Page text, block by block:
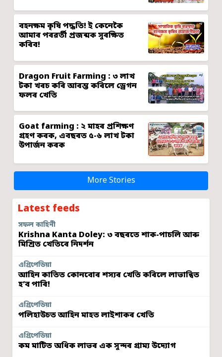
বহনক্ষম কৃষি পদ্ধতি! ই কেনেকৈ
আমাৰ পৰৱৰ্তী প্ৰজন্মক সুৰক্ষিত
কৰিব!
Dragon Fruit Farming : ৩ লাখ
টকা খৰচ কৰি আৰম্ভ কৰিলে ড্ৰেগন
ফলৰ খেতি
Goat farming : ২ মাহৰ প্ৰশিক্ষণ
গ্ৰহণ কৰক, এবছৰত ৫-৬ লাখ টকা
উপাৰ্জন কৰক
More Stories
Latest feeds
সফল কাহিনী
Krishna Kanta Doley: ৩ বছৰতে শাক-পাচলি আৰু
মিশ্ৰিত খেতিৰে নিদৰ্শন
এগ্ৰিপেডিয়া
আহিন কাতিত কোনবোৰ শস্যৰ খেতি কৰিলে লাভান্বিত
হ’ব পাৰি!
এগ্ৰিপেডিয়া
পলিহাউচত আহিন মাহত লাইশাকৰ খেতি
এগ্ৰিপেডিয়া
কম মাটিত অধিক লাভৰ এক সুন্দৰ গ্ৰাম্য উদ্যোগ